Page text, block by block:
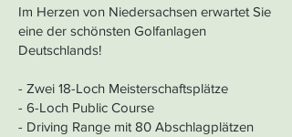
Im Herzen von Niedersachsen erwartet Sie
eine der schönsten Golfanlagen
Deutschlands!
- Zwei 18-Loch Meisterschaftsplätze
- 6-Loch Public Course
- Driving Range mit 80 Abschlagplätzen